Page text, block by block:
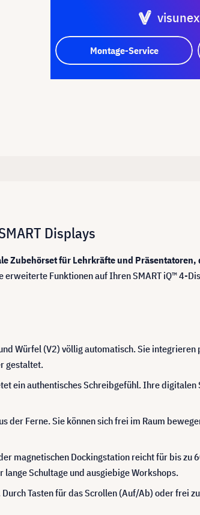
Montage-Service
Displays
Zubehörset für Lehrkräfte und Präsentatoren,
erweiterte Funktionen auf Ihren SMART iQ™ 4-
Würfel (V2) völlig automatisch. Sie
gestaltet.
ein authentisches Schreibgefühl. Ihre
der Ferne. Sie können sich frei im Raum
magnetischen Dockingstation reicht für bis zu
Schultage und ausgiebige Workshops.
Tasten für das Scrollen (Auf/Ab) oder frei